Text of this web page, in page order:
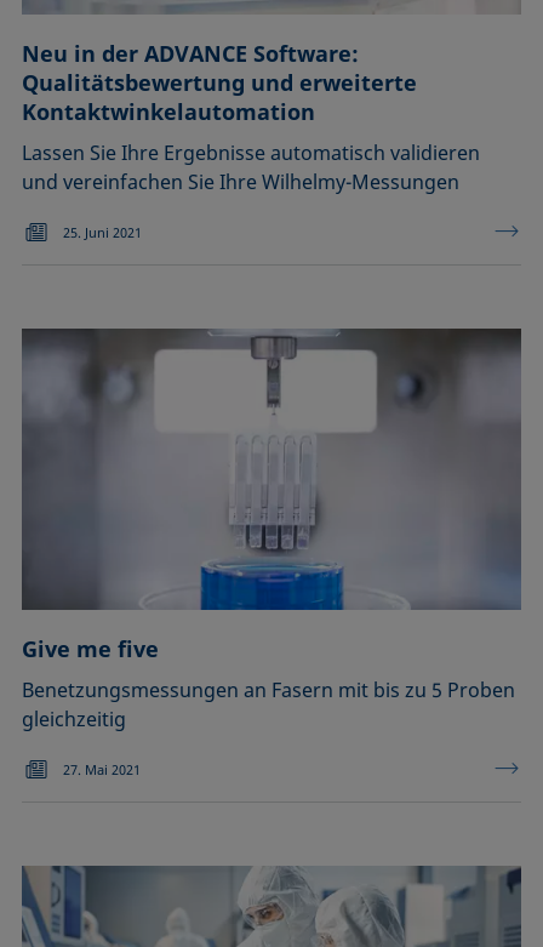
Neu in der ADVANCE Software:
Qualitätsbewertung und erweiterte
Kontaktwinkelautomation
Lassen Sie Ihre Ergebnisse automatisch validieren
und vereinfachen Sie Ihre Wilhelmy-Messungen
25. Juni 2021
Give me five
Benetzungsmessungen an Fasern mit bis zu 5 Proben
gleichzeitig
27. Mai 2021